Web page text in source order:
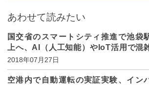
あわせて読みたい
国交省のスマートシティ推進で池袋
上へ、AI（人工知能）やIoT活用で混
2018年07月27日
空港内で自動運転の実証実験、イン